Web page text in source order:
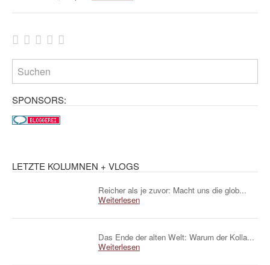
SPONSORS:
LETZTE KOLUMNEN + VLOGS
Reicher als je zuvor: Macht uns die glob...
Weiterlesen
Das Ende der alten Welt: Warum der Kolla...
Weiterlesen